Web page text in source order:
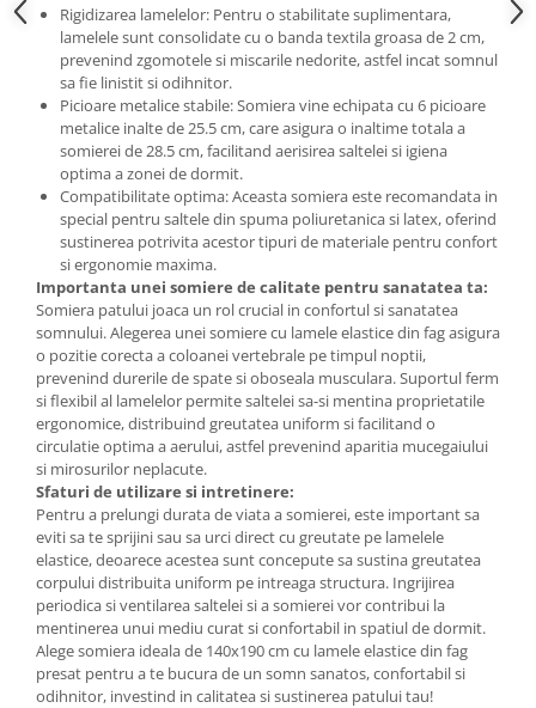
Rigidizarea lamelelor: Pentru o stabilitate suplimentara,
lamelele sunt consolidate cu o banda textila groasa de 2 cm,
prevenind zgomotele si miscarile nedorite, astfel incat somnul
sa fie linistit si odihnitor.
Picioare metalice stabile: Somiera vine echipata cu 6 picioare
metalice inalte de 25.5 cm, care asigura o inaltime totala a
somierei de 28.5 cm, facilitand aerisirea saltelei si igiena
optima a zonei de dormit.
Compatibilitate optima: Aceasta somiera este recomandata in
special pentru saltele din spuma poliuretanica si latex, oferind
sustinerea potrivita acestor tipuri de materiale pentru confort
si ergonomie maxima.
Importanta unei somiere de calitate pentru sanatatea ta:
Somiera patului joaca un rol crucial in confortul si sanatatea
somnului. Alegerea unei somiere cu lamele elastice din fag asigura
o pozitie corecta a coloanei vertebrale pe timpul noptii,
prevenind durerile de spate si oboseala musculara. Suportul ferm
si flexibil al lamelelor permite saltelei sa-si mentina proprietatile
ergonomice, distribuind greutatea uniform si facilitand o
circulatie optima a aerului, astfel prevenind aparitia mucegaiului
si mirosurilor neplacute.
Sfaturi de utilizare si intretinere:
Pentru a prelungi durata de viata a somierei, este important sa
eviti sa te sprijini sau sa urci direct cu greutate pe lamelele
elastice, deoarece acestea sunt concepute sa sustina greutatea
corpului distribuita uniform pe intreaga structura. Ingrijirea
periodica si ventilarea saltelei si a somierei vor contribui la
mentinerea unui mediu curat si confortabil in spatiul de dormit.
Alege somiera ideala de 140x190 cm cu lamele elastice din fag
presat pentru a te bucura de un somn sanatos, confortabil si
odihnitor, investind in calitatea si sustinerea patului tau!